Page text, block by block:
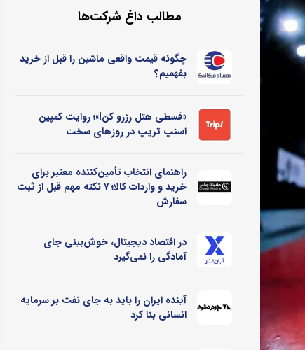
مطالب داغ شرکت‌ها
چگونه قیمت واقعی ماشین را قبل از خرید
بفهمیم؟
«قسطی هتل رزرو کن!»؛ روایت کمپین
اسنپ تریپ در روزهای سخت
راهنمای انتخاب تأمین‌کننده معتبر برای
خرید و واردات کالا؛ ۷ نکته مهم قبل از ثبت
سفارش
در اقتصاد دیجیتال، خوش‌بینی جای
آمادگی را نمی‌گیرد
آینده ایران را باید به جای نفت بر سرمایه
انسانی بنا کرد